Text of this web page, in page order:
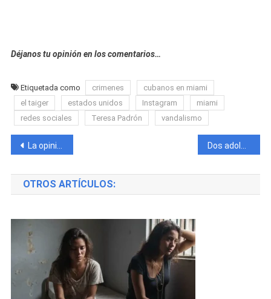
Déjanos tu opinión en los comentarios…
Etiquetada como crimenes
cubanos en miami
el taiger
estados unidos Instagram
miami
redes sociales
Teresa Padrón vandalismo
Navegación
de
entradas
La opinión de un joven cubano sobre el consumo de “El Químico”: “Compras una bomba y con una patá vas a donde quieras”
OTROS ARTÍCULOS: